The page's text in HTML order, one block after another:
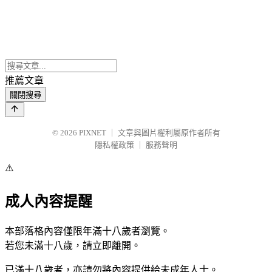
推薦文章
關閉搜尋
© 2026 PIXNET
文章與圖片權利屬原作者所有
隱私權政策
服務聲明
⚠️
成人內容提醒
本部落格內容僅限年滿十八歲者瀏覽。
若您未滿十八歲，請立即離開。
已滿十八歲者，亦請勿將內容提供給未成年人士。